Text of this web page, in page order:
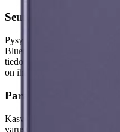
Seuraavan sukupolven
Pysy yhteydessä
Bluetooth 5.3:n avulla.
tiedonsiirron, alhaisen viiveen
on ihanteellinen
Parannettu turvallisuus
Kasvontunnistuksella ja
varustettu Samsung Galaxy